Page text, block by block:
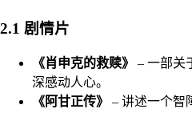
2.1 剧情片
《肖申克的救赎》
– 一部关
深感动人心。
《阿甘正传》
– 讲述一个智